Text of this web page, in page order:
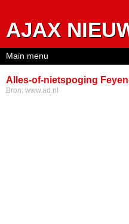
AJAX
Alles-of-nietspoging
Bron: www.ad.nl
Main menu